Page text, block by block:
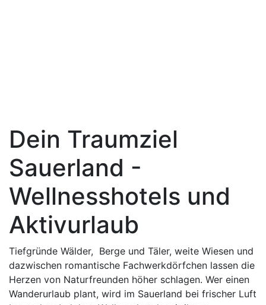
Dein Traumziel
Sauerland -
Wellnesshotels und
Aktivurlaub
Tiefgründe Wälder, Berge und Täler, weite Wiesen und
dazwischen romantische Fachwerkdörfchen lassen die
Herzen von Naturfreunden höher schlagen. Wer einen
Wanderurlaub plant, wird im Sauerland bei frischer Luft